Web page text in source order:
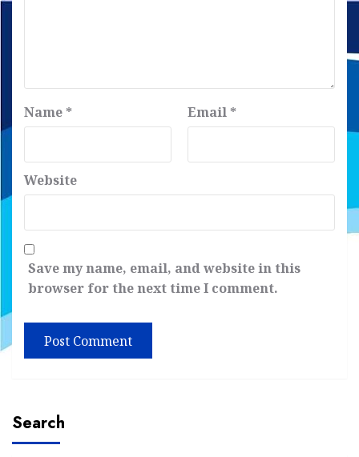
Name * Email *
Website
Save my name, email, and website in this
browser for the next time I comment.
Search